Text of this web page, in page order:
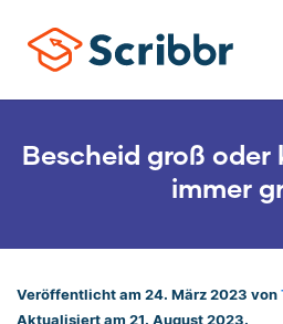
Bescheid groß oder
immer
Veröffentlicht am 24. März 2023 von
Aktualisiert am 21. August 2023.